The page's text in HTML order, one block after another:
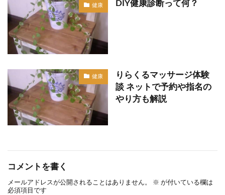
健康 DIY健康診断って何？
健康
りらくるマッサージ体験
談 ネットで予約や指名の
やり方も解説
コメントを書く
メールアドレスが公開されることはありません。 ※ が付いている欄は
必須項目です